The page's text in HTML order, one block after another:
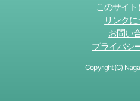
このサイ
リンク
お問い
プライバシ
Copyright (C)